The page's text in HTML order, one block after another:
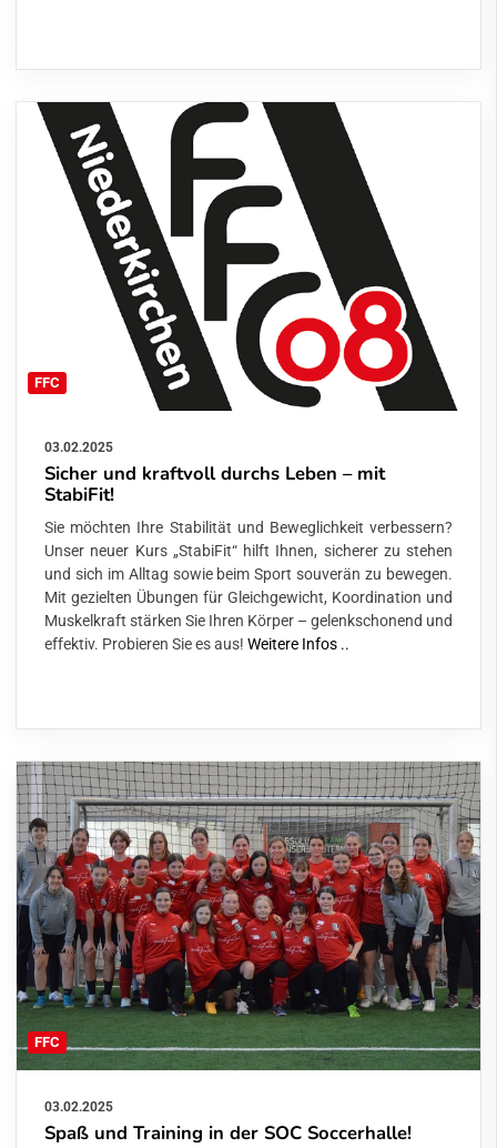
FFC
03.02.2025
Sicher und kraftvoll durchs Leben – mit
StabiFit!
Sie möchten Ihre Stabilität und Beweglichkeit verbessern?
Unser neuer Kurs „StabiFit“ hilft Ihnen, sicherer zu stehen
und sich im Alltag sowie beim Sport souverän zu bewegen.
Mit gezielten Übungen für Gleichgewicht, Koordination und
Muskelkraft stärken Sie Ihren Körper – gelenkschonend und
effektiv. Probieren Sie es aus! Weitere Infos ..
FFC
03.02.2025
Spaß und Training in der SOC Soccerhalle!